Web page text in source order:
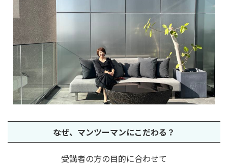
なぜ、 マンツーマンにこだわる？
受講者の方の目的に合わせて